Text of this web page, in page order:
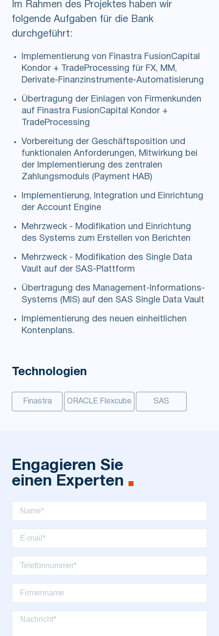
Im Rahmen des Projektes haben wir
folgende Aufgaben für die Bank
durchgeführt:
Implementierung von Finastra FusionCapital
Kondor + TradeProcessing für FX, MM,
Derivate-Finanzinstrumente-Automatisierung
Übertragung der Einlagen von Firmenkunden
auf Finastra FusionCapital Kondor +
TradeProcessing
Vorbereitung der Geschäftsposition und
funktionalen Anforderungen, Mitwirkung bei
der Implementierung des zentralen
Zahlungsmoduls (Payment HAB)
Implementierung, Integration und Einrichtung
der Account Engine
Mehrzweck - Modifikation und Einrichtung
des Systems zum Erstellen von Berichten
Mehrzweck - Modifikation des Single Data
Vault auf der SAS-Plattform
Übertragung des Management-Informations-
Systems (MIS) auf den SAS Single Data Vault
Implementierung des neuen einheitlichen
Kontenplans.
Technologien
Finastra ORACLE Flexcube SAS
Engagieren Sie
einen Experten